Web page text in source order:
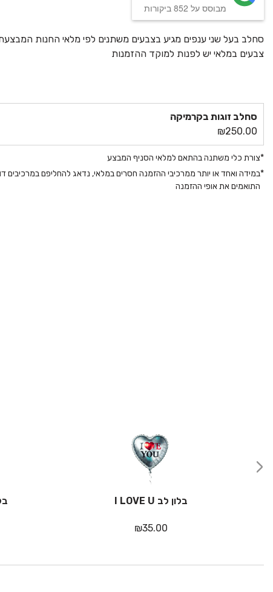
מבוסס על 852 ביקורות
סחלב בעל שני ענפים מגיע בצבעים משתנים לפי מלאי החנות
צבעים במלאי יש לפנות למוקד ההזמנות
סחלב זוגות בקרמיקה
₪250.00
*צורת כלי משתנה בהתאם למלאי הסניף המבצע
*במידה ואחד או יותר ממרכיבי ההזמנה חסרים במלאי, נדאג להחליפם במרכיבים
התואמים את אופי ההזמנה
בלון לב I LOVE U
₪35.00
‹